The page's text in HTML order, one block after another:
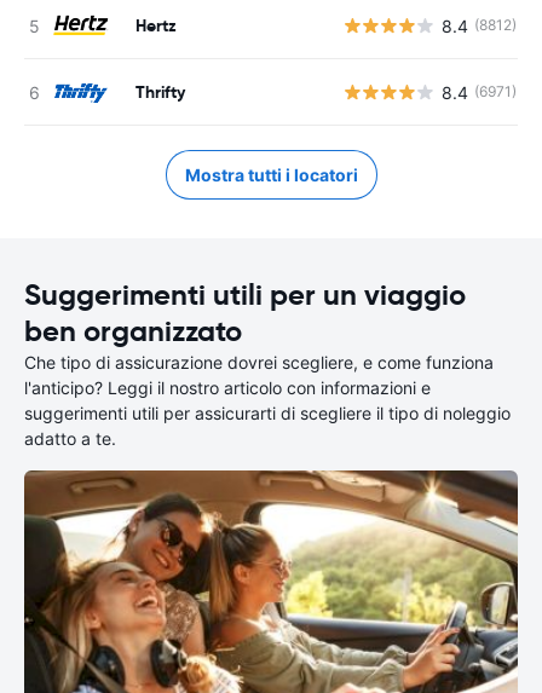
Hertz 8.4 (8812)
Thrifty 8.4 (6971)
Mostra tutti i locatori
Suggerimenti utili per un viaggio
ben organizzato
Che tipo di assicurazione dovrei scegliere, e come funziona
l'anticipo? Leggi il nostro articolo con informazioni e
suggerimenti utili per assicurarti di scegliere il tipo di noleggio
adatto a te.